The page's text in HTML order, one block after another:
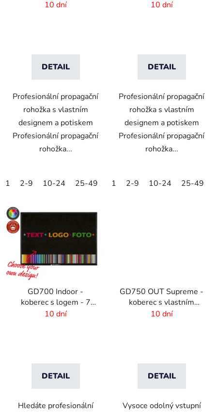
85x300 cm
10 dní
DETAIL
Profesionální propagační
rohožka s vlastním
designem a potiskem
Profesionální propagační
rohožka...
1 2-9 10-24 25-49 50-99 100-249 250-499
115x180 cm
10 dní
DETAIL
Profesionální propagační
rohožka s vlastním
designem a potiskem
Profesionální propagační
rohožka...
1 2-9 10-24 25-49
GD700 Indoor -
koberec s logem - 7
mm - 2 m gumový okraj
10 dní
DETAIL
Hledáte profesionální
GD750 OUT Supreme -
koberec s vlastním
potiskem
10 dní
DETAIL
Vysoce odolný vstupní